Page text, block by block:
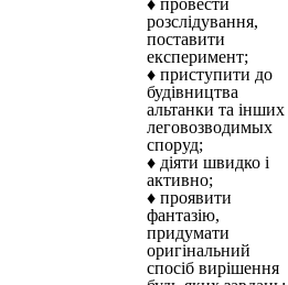
♦ провести
розслідування,
поставити
експеримент;
♦ приступити до
будівництва
альтанки та інших
леговозводимых
споруд;
♦ діяти швидко і
активно;
♦ проявити
фантазію,
придумати
оригінальний
спосіб вирішення